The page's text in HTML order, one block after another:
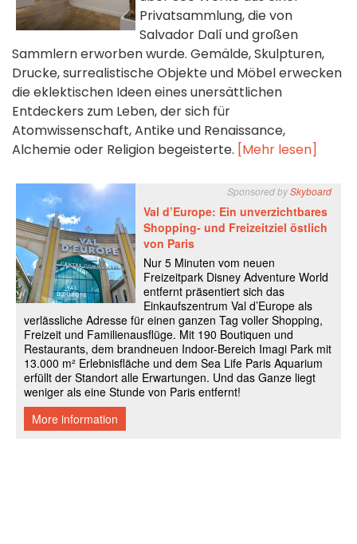
Privatsammlung, die von
Salvador Dalí und großen
Sammlern erworben wurde. Gemälde, Skulpturen,
Drucke, surrealistische Objekte und Möbel erwecken
die eklektischen Ideen eines unersättlichen
Entdeckers zum Leben, der sich für
Atomwissenschaft, Antike und Renaissance,
Alchemie oder Religion begeisterte. [Mehr lesen]